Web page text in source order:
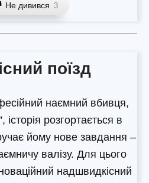
Не дивився 3
поїзд
наємний вбивця,
історія розгортається в
йому нове завдання –
валізу. Для цього
надшвидкісний